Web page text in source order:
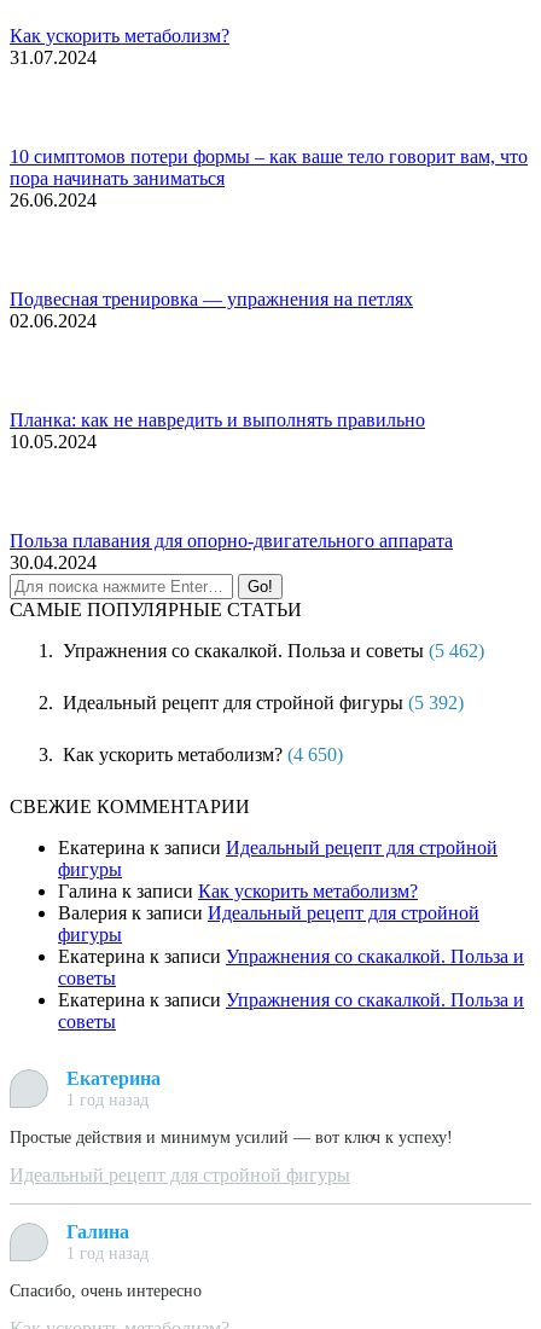
Как ускорить метаболизм?
31.07.2024
10 симптомов потери формы – как ваше тело говорит вам, что
пора начинать заниматься
26.06.2024
Подвесная тренировка — упражнения на петлях
02.06.2024
Планка: как не навредить и выполнять правильно
10.05.2024
Польза плавания для опорно-двигательного аппарата
30.04.2024
САМЫЕ ПОПУЛЯРНЫЕ СТАТЬИ
Упражнения со скакалкой. Польза и советы (5 462)
Идеальный рецепт для стройной фигуры (5 392)
Как ускорить метаболизм? (4 650)
СВЕЖИЕ КОММЕНТАРИИ
Екатерина к записи Идеальный рецепт для стройной
фигуры
Галина к записи Как ускорить метаболизм?
Валерия к записи Идеальный рецепт для стройной
фигуры
Екатерина к записи Упражнения со скакалкой. Польза и
советы
Екатерина к записи Упражнения со скакалкой. Польза и
советы
Екатерина
1 год назад
Простые действия и минимум усилий — вот ключ к успеху!
Идеальный рецепт для стройной фигуры
Галина
1 год назад
Спасибо, очень интересно